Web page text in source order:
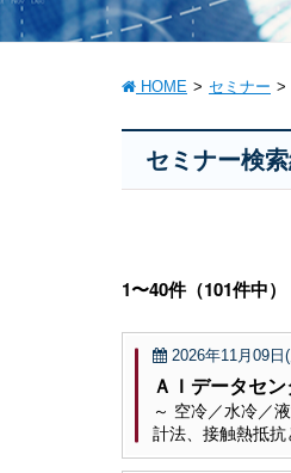
HOME セミナー
セミナー検
1〜40件（101件中）
2026年11月09日
ＡＩデータセ
～ 空冷／水冷／
計法、接触熱抵抗